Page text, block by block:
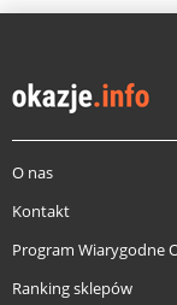
O nas
Kontakt
Program Wiarygodne
Ranking sklepów